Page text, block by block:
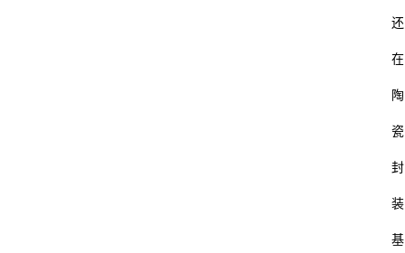
还
在
陶
瓷
封
装
基